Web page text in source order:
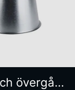
Konor och övergångar